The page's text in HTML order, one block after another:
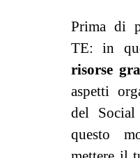
Prima di
TE: in
risorse
aspetti
del Social
questo